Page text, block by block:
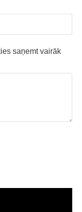
saņemt vairāk